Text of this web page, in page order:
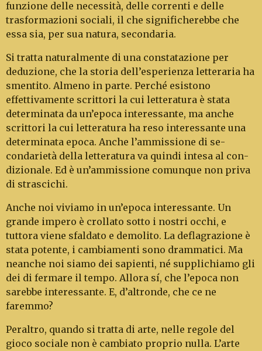
funzione delle necessità, delle correnti e delle
trasformazioni sociali, il che significherebbe che
essa sia, per sua natura, secondaria.
Si tratta naturalmente di una constatazione per
deduzione, che la storia dell’esperienza let­teraria ha
smentito. Almeno in parte. Perché esi­stono
effettivamente scrittori la cui letteratura è stata
determinata da un’epoca interessante, ma an­che
scrittori la cui letteratura ha reso interessante una
determinata epoca. Anche l’ammissione di se­
condarietà della letteratura va quindi intesa al con­
dizionale. Ed è un’ammissione comunque non pri­va
di strascichi.
Anche noi viviamo in un’epoca interessante. Un
grande impero è crollato sotto i nostri occhi, e
tuttora viene sfaldato e demolito. La deflagrazione è
stata potente, i cambiamenti sono drammatici. Ma
neanche noi siamo dei sapienti, né supplichia­mo gli
dei di fermare il tempo. Allora sí, che l’epoca non
sarebbe interessante. E, d’altronde, che ce ne
faremmo?
Peraltro, quando si tratta di arte, nelle regole del
gioco sociale non è cambiato proprio nulla. L’ar­te